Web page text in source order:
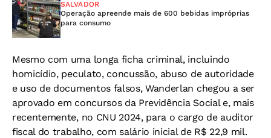
SALVADOR
Operação apreende mais de 600 bebidas impróprias
para consumo
Mesmo com uma longa ficha criminal, incluindo
homicídio, peculato, concussão, abuso de autoridade
e uso de documentos falsos, Wanderlan chegou a ser
aprovado em concursos da Previdência Social e, mais
recentemente, no CNU 2024, para o cargo de auditor
fiscal do trabalho, com salário inicial de R$ 22,9 mil.